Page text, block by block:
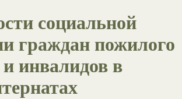
социальной
граждан пожилого
и инвалидов в